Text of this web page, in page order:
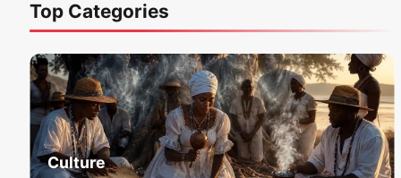
Top Categories
Culture